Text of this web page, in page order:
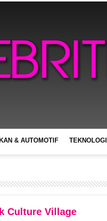
& AUTOMOTIF TEKNOLOGI
Culture Village